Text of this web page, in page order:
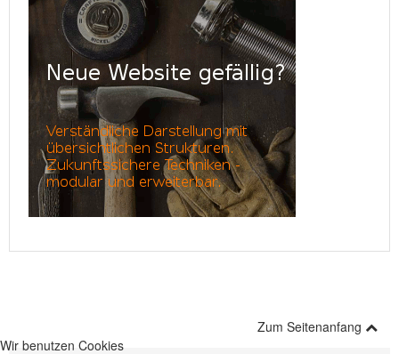
Zum Seitenanfang
Wir benutzen Cookies